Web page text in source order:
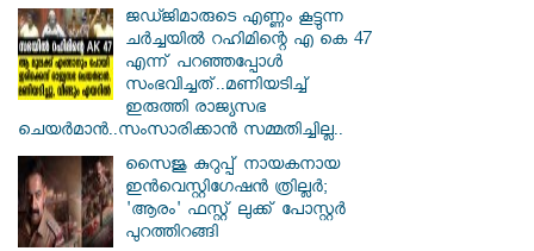
ജഡ്ജിമാരുടെ എണ്ണം കൂട്ടുന്ന
ചർച്ചയിൽ റഹിമിന്റെ എ കെ 47
എന്ന് പറഞ്ഞപ്പോൾ
സംഭവിച്ചത്..മണിയടിച്ച്
ഇരുത്തി രാജ്യസഭ
ചെയർമാൻ..സംസാരിക്കാൻ സമ്മതിച്ചില്ല..
സൈജു കുറുപ്പ് നായകനായ
ഇൻവെസ്റ്റിഗേഷൻ ത്രില്ലർ;
'ആരം' ഫസ്റ്റ് ലുക്ക് പോസ്റ്റർ
പുറത്തിറങ്ങി